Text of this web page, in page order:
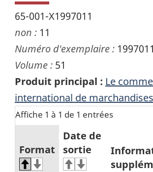
65-001-X1997011
non : 11
Numéro d'exemplaire : 1997011
Volume : 51
Produit principal : Le
international de
Affiche 1 à 1 de 1 entrées
Format
Date de
sortie